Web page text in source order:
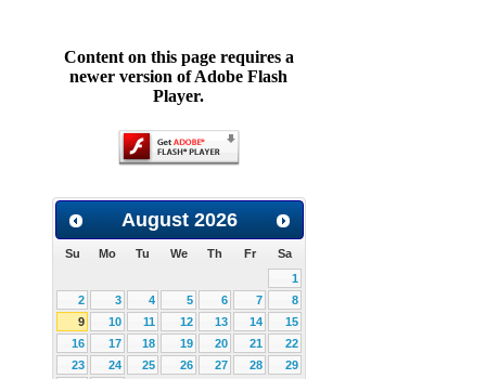
Content on this page requires a
newer version of Adobe Flash
Player.
August 2026
Su Mo Tu We Th Fr
Sa
1
2
3 4 5 6 7
8
9
10 11 12 13 14
15
16
17 18 19 20 21
22
23
24 25 26 27 28
29